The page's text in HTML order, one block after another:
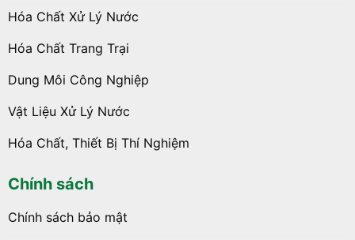
Hóa Chất Xử Lý Nước
Hóa Chất Trang Trại
Dung Môi Công Nghiệp
Vật Liệu Xử Lý Nước
Hóa Chất, Thiết Bị Thí Nghiệm
Chính sách
Chính sách bảo mật